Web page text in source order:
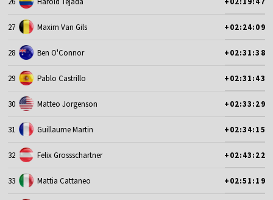
27 Maxim Van Gils +02:24:09
28 Ben O'Connor +02:31:38
29 Pablo Castrillo +02:31:43
30 Matteo Jorgenson +02:33:29
31 Guillaume Martin +02:34:15
32 Felix Grossschartner +02:43:22
33 Mattia Cattaneo +02:51:19